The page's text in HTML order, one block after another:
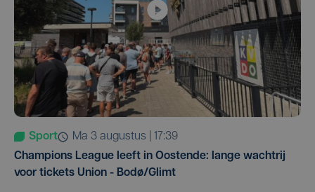
Sport
ma 3 augustus | 17:39
Champions League leeft in Oostende: lange wachtrij
voor tickets Union - Bodø/Glimt